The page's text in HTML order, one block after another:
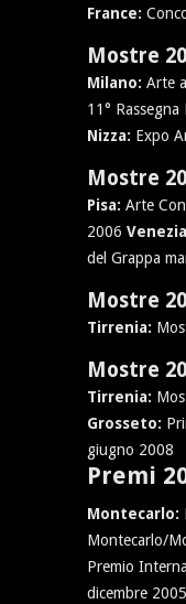
France:
Mostre
Milano: Arte
11°
Nizza: Expo
Mostre
Pisa: Arte
2006
del Grappa
Mostre
Tirrenia:
Mostre
Tirrenia:
Grosseto:
giugno 2008
Premi
Montecarlo:
Montecarlo/
Premio
dicembre 2005